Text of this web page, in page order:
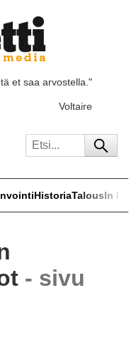
et saa arvostella."
Voltaire
HistoriaTalousIn
- sivu